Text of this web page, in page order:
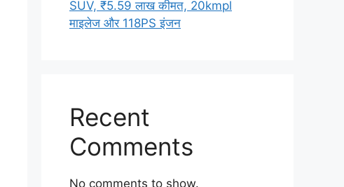
SUV, ₹5.59 लाख कीमत, 20kmpl
माइलेज और 118PS इंजन
Recent
Comments
No comments to show.